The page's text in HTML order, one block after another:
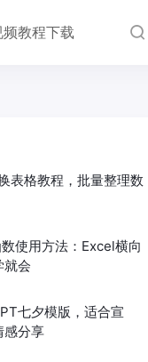
频教程下载
表格教程，批量整理数
使用方法：Excel横向
就会
七夕模版，适合宣
感分享